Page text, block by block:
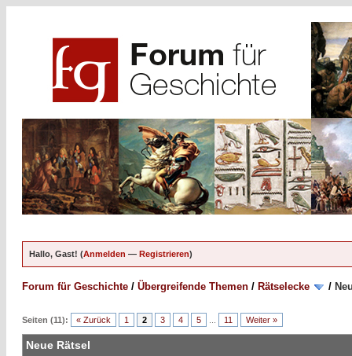
Hallo, Gast! (Anmelden — Registrieren)
Forum für Geschichte / Übergreifende Themen / Rätselecke /
Seiten (11): « Zurück 1 2 3 4 5 11 Weiter »
Neue Rätsel